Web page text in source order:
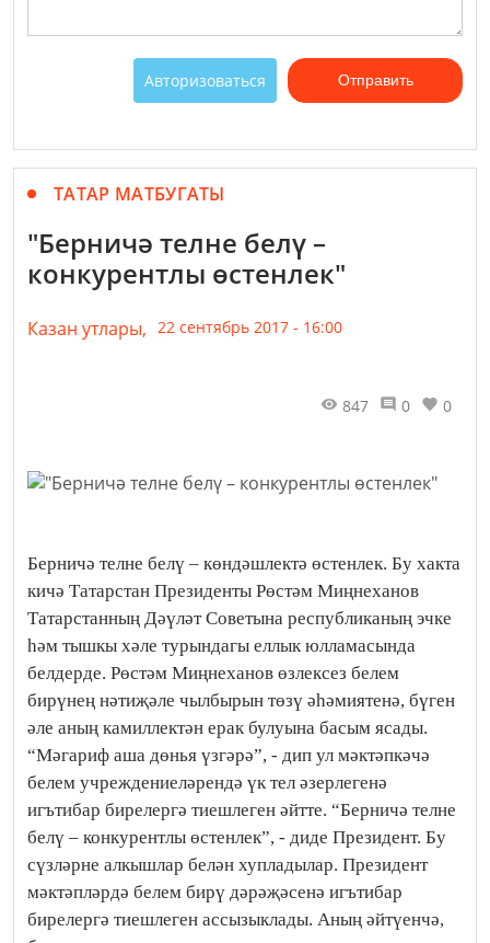
Авторизоваться Отправить
ТАТАР МАТБУГАТЫ
"Берничә телне белү –
конкурентлы өстенлек"
Казан утлары, 22 сентябрь 2017 - 16:00
847 0 0
Берничә телне белү – көндәшлектә өстенлек. Бу хакта
кичә Татарстан Президенты Рөстәм Миңнеханов
Татарстанның Дәүләт Советына республиканың эчке
һәм тышкы хәле турындагы еллык юлламасында
белдерде. Рөстәм Миңнеханов өзлексез белем
бирүнең нәтиҗәле чылбырын төзү әһәмиятенә, бүген
әле аның камиллектән ерак булуына басым ясады.
“Мәгариф аша дөнья үзгәрә”, - дип ул мәктәпкәчә
белем учреждениеләрендә үк тел әзерлегенә
игътибар бирелергә тиешлеген әйтте. “Берничә телне
белү – конкурентлы өстенлек”, - диде Президент. Бу
сүзләрне алкышлар белән хупладылар. Президент
мәктәпләрдә белем бирү дәрәҗәсенә игътибар
бирелергә тиешлеген ассызыклады. Аның әйтүенчә,